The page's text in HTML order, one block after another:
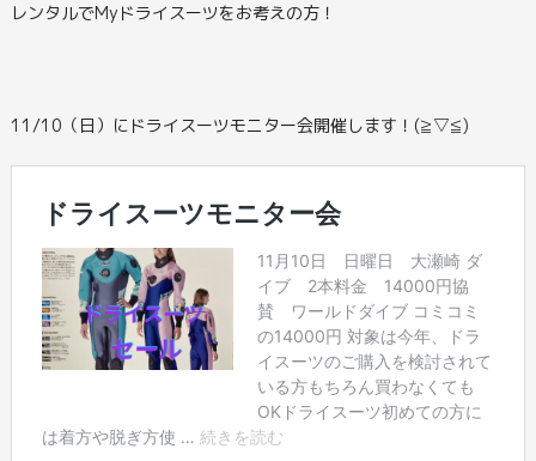
レンタルでMyドライスーツをお考えの方！
11/10（日）にドライスーツモニター会開催します！(≧▽≦)